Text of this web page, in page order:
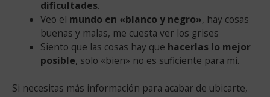
dificultades.
Veo el mundo en «blanco y negro», hay cosas
buenas y malas, me cuesta ver los grises
Siento que las cosas hay que hacerlas lo mejor
posible, solo «bien» no es suficiente para mi.
Si necesitas más información para acabar de ubicarte,